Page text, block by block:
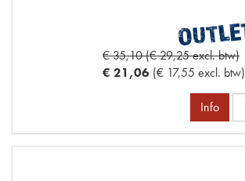
€ 35,10 (€ 29,25 excl. btw)
€ 21,06 (€ 17,55 excl. btw)
Info